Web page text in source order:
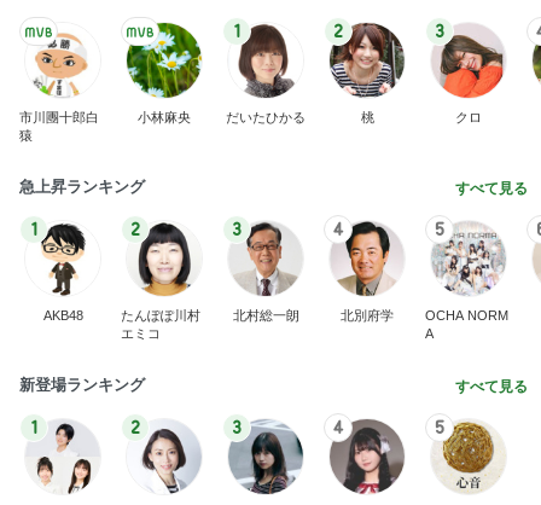
市川團十郎白
猿
小林麻央
1
だいたひかる
2
桃
3
クロ
急上昇ランキング すべて見る
1
AKB48
2
たんぽぽ川村
エミコ
3
北村総一朗
4
北別府学
5
OCHA NORM
A
新登場ランキング すべて見る
1 2 3 4 5